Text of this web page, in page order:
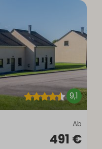
9,1
Ab
491 €